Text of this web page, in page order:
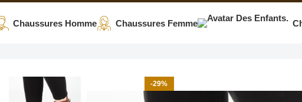
Chaussures Homme Chaussures Femme
-29%